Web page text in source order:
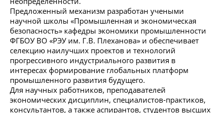
Предложенный механизм разработан учеными
научной школы «Промышленная и экономическая
безопасность» кафедры экономики промышленности
ФГБОУ ВО «РЭУ им. Г.В. Плеханова» и обеспечивает
селекцию наилучших проектов и технологий
прогрессивного индустриального развития в
интересах формирование глобальных платформ
промышленного развития будущего.
Для научных работников, преподавателей
экономических дисциплин, специалистов-практиков,
консультантов, а также аспирантов, студентов высших